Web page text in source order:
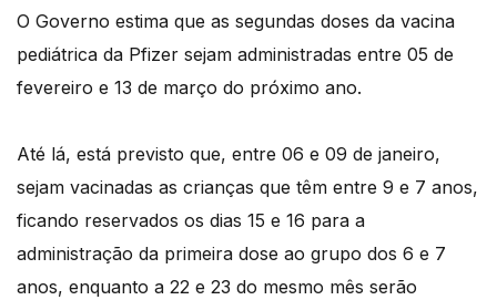
O Governo estima que as segundas doses da vacina
pediátrica da Pfizer sejam administradas entre 05 de
fevereiro e 13 de março do próximo ano.
Até lá, está previsto que, entre 06 e 09 de janeiro,
sejam vacinadas as crianças que têm entre 9 e 7 anos,
ficando reservados os dias 15 e 16 para a
administração da primeira dose ao grupo dos 6 e 7
anos, enquanto a 22 e 23 do mesmo mês serão